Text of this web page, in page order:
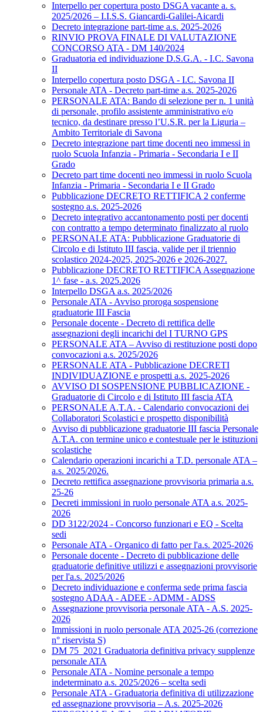
Interpello per copertura posto DSGA vacante a. s.
2025/2026 – I.I.S.S. Giancardi-Galilei-Aicardi
Decreto integrazione part-time a.s. 2025-2026
RINVIO PROVA FINALE DI VALUTAZIONE
CONCORSO ATA - DM 140/2024
Graduatoria ed individuazione D.S.G.A. - I.C. Savona
II
Interpello copertura posto DSGA - I.C. Savona II
Personale ATA - Decreto part-time a.s. 2025-2026
PERSONALE ATA: Bando di selezione per n. 1 unità
di personale, profilo assistente amministrativo e/o
tecnico, da destinare presso l’U.S.R. per la Liguria –
Ambito Territoriale di Savona
Decreto integrazione part time docenti neo immessi in
ruolo Scuola Infanzia - Primaria - Secondaria I e II
Grado
Decreto part time docenti neo immessi in ruolo Scuola
Infanzia - Primaria - Secondaria I e II Grado
Pubblicazione DECRETO RETTIFICA 2 conferme
sostegno a.s. 2025-2026
Decreto integrativo accantonamento posti per docenti
con contratto a tempo determinato finalizzato al ruolo
PERSONALE ATA: Pubblicazione Graduatorie di
Circolo e di Istituto III fascia, valide per il triennio
scolastico 2024-2025, 2025-2026 e 2026-2027.
Pubblicazione DECRETO RETTIFICA Assegnazione
1^ fase - a.s. 2025.2026
Interpello DSGA a.s. 2025/2026
Personale ATA - Avviso proroga sospensione
graduatorie III Fascia
Personale docente - Decreto di rettifica delle
assegnazioni degli incarichi del I TURNO GPS
PERSONALE ATA – Avviso di restituzione posti dopo
convocazioni a.s. 2025/2026
PERSONALE ATA - Pubblicazione DECRETI
INDIVIDUAZIONE e prospetti a.s. 2025-2026
AVVISO DI SOSPENSIONE PUBBLICAZIONE -
Graduatorie di Circolo e di Istituto III fascia ATA
PERSONALE A.T.A. - Calendario convocazioni dei
Collaboratori Scolastici e prospetto disponibilità
Avviso di pubblicazione graduatorie III fascia Personale
A.T.A. con termine unico e contestuale per le istituzioni
scolastiche
Calendario operazioni incarichi a T.D. personale ATA –
a.s. 2025/2026.
Decreto rettifica assegnazione provvisoria primaria a.s.
25-26
Decreti immissioni in ruolo personale ATA a.s. 2025-
2026
DD 3122/2024 - Concorso funzionari e EQ - Scelta
sedi
Personale ATA - Organico di fatto per l'a.s. 2025-2026
Personale docente - Decreto di pubblicazione delle
graduatorie definitive utilizzi e assegnazioni provvisorie
per l'a.s. 2025/2026
Decreto individuazione e conferma sede prima fascia
sostegno ADAA - ADEE - ADMM - ADSS
Assegnazione provvisoria personale ATA - A.S. 2025-
2026
Immissioni in ruolo personale ATA 2025-26 (correzione
n° riservista S)
DM 75_2021 Graduatoria definitiva privacy supplenze
personale ATA
Personale ATA - Nomine personale a tempo
indeterminato a.s. 2025/2026 – scelta sedi
Personale ATA - Graduatoria definitiva di utilizzazione
ed assegnazione provvisoria – A.s. 2025-2026